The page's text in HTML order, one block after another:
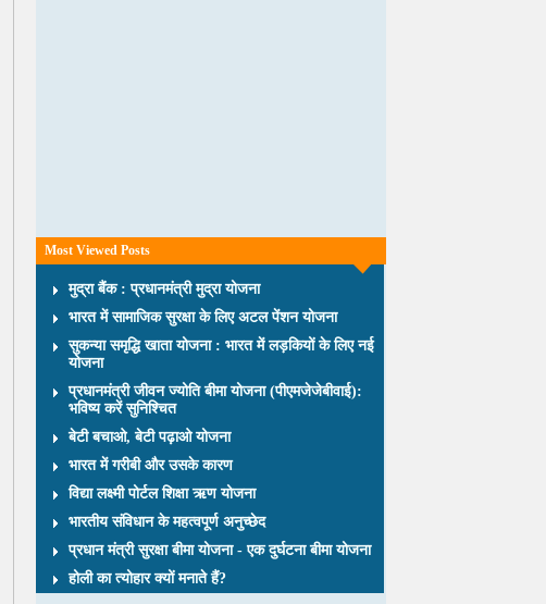
Most Viewed Posts
मुद्रा बैंक : प्रधानमंत्री मुद्रा योजना
भारत में सामाजिक सुरक्षा के लिए अटल पेंशन योजना
सुकन्या समृद्धि खाता योजना : भारत में लड़कियों के लिए नई
योजना
प्रधानमंत्री जीवन ज्योति बीमा योजना (पीएमजेजेबीवाई):
भविष्य करें सुनिश्चित
बेटी बचाओ, बेटी पढ़ाओ योजना
भारत में गरीबी और उसके कारण
विद्या लक्ष्मी पोर्टल शिक्षा ऋण योजना
भारतीय संविधान के महत्वपूर्ण अनुच्छेद
प्रधान मंत्री सुरक्षा बीमा योजना - एक दुर्घटना बीमा योजना
होली का त्योहार क्यों मनाते हैं?